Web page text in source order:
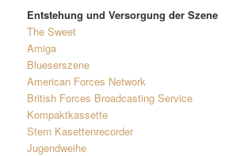
Entstehung und Versorgung der Szene
The Sweet
Amiga
Blueserszene
American Forces Network
British Forces Broadcasting Service
Kompaktkassette
Stern Kasettenrecorder
Jugendweihe